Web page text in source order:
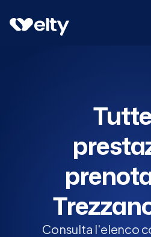
Prenota visita
Consulta l'elenco